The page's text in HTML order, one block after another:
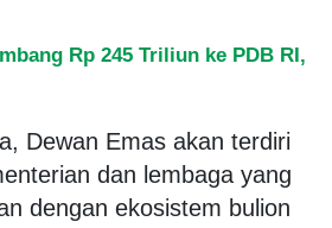
Rp 245 Triliun ke PDB RI,
Dewan Emas akan terdiri
dan lembaga yang
dengan ekosistem bulion